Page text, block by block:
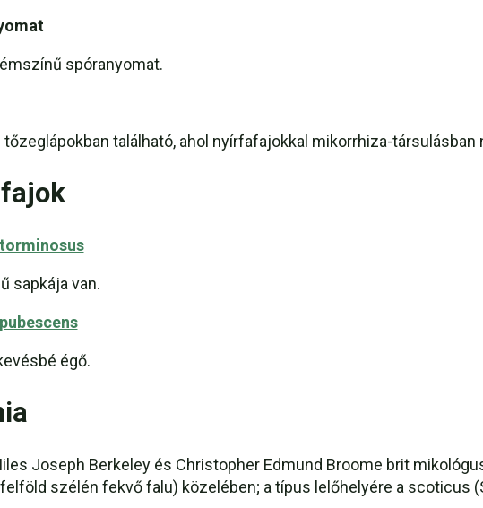
spóranyomat.
tőzeglápokban található, ahol nyírfafajokkal mikorrhiza-
sapkája van.
égő.
Joseph Berkeley és Christopher Edmund Broome brit
szélén fekvő falu) közelében; a típus lelőhelyére a scoticus